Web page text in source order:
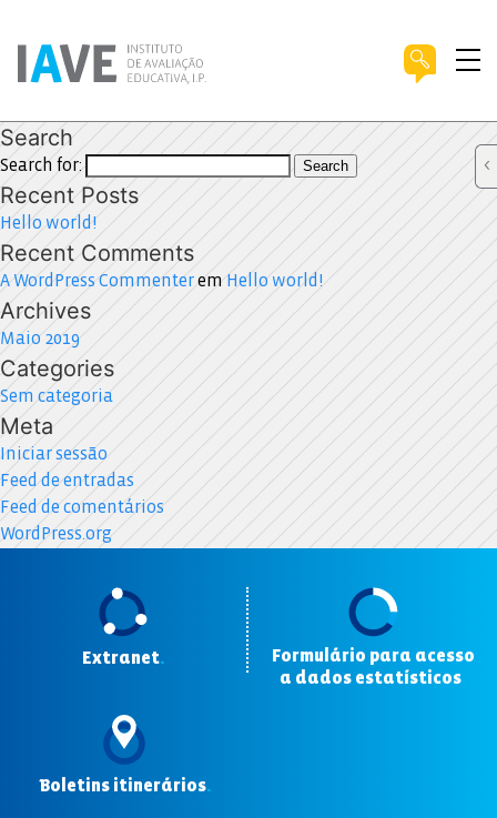
Search
Search for: Search
Recent Posts
Hello world!
Recent Comments
A WordPress Commenterem Hello world!
Archives
Maio 2019
Categories
Sem categoria
Meta
Iniciar sessão
Feed de entradas
Feed de comentários
WordPress.org
Extranet.
Formulário para acesso
a dados estatísticos
Boletins itinerários.